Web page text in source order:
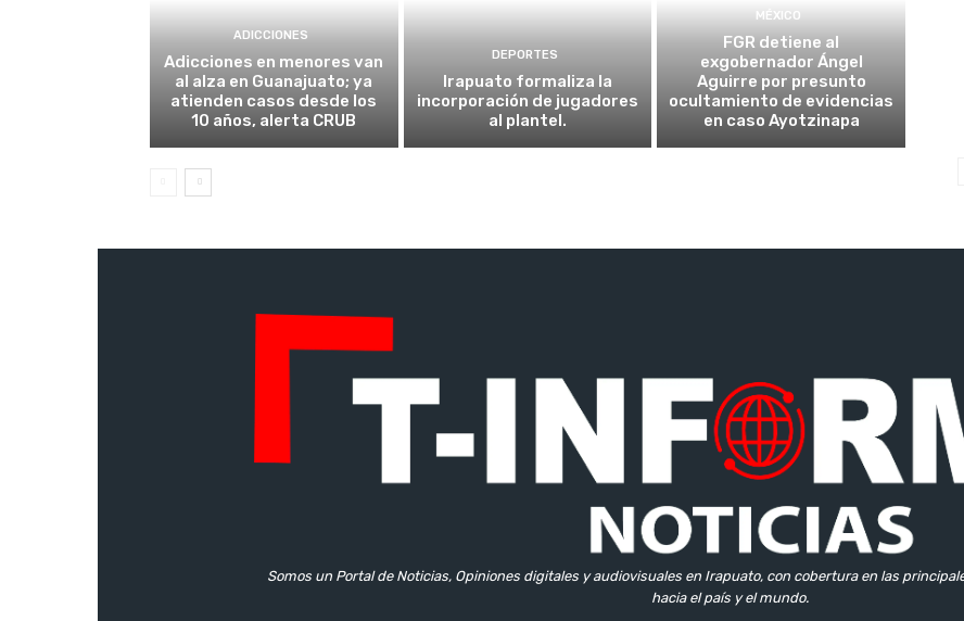
ADICCIONES
Adicciones en menores van
al alza en Guanajuato; ya
atienden casos desde los
10 años, alerta CRUB
DEPORTES
Irapuato formaliza la
incorporación de jugadores
al plantel.
MÉXICO
FGR detiene al
exgobernador Ángel
Aguirre por presunto
ocultamiento de evidencias
en caso Ayotzinapa
Somos un Portal de Noticias, Opiniones digitales y audiovisuales en Irapuato, con cobertura en las
hacia el país y el mundo.